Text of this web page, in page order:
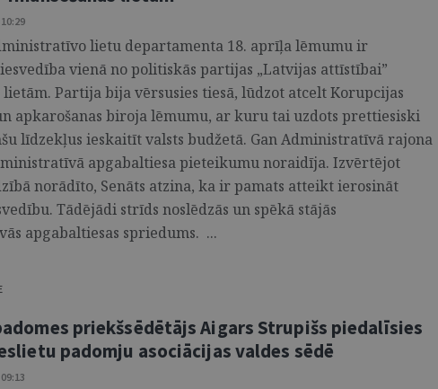
lietu departamenta 18. aprīļa lēmumu ir
vienā no politiskās partijas „Latvijas attīstībai”
lietām. Partija bija vērsusies tiesā, lūdzot atcelt Korupcijas
apkarošanas biroja lēmumu, ar kuru tai uzdots prettiesiski
līdzekļus ieskaitīt valsts budžetā. Gan Administratīvā rajona
apgabaltiesa pieteikumu noraidīja. Izvērtējot
norādīto, Senāts atzina, ka ir pamats atteikt ierosināt
Tādējādi strīds noslēdzās un spēkā stājās
apgabaltiesas spriedums. ...
priekšsēdētājs Aigars Strupišs piedalīsies
padomju asociācijas valdes sēdē